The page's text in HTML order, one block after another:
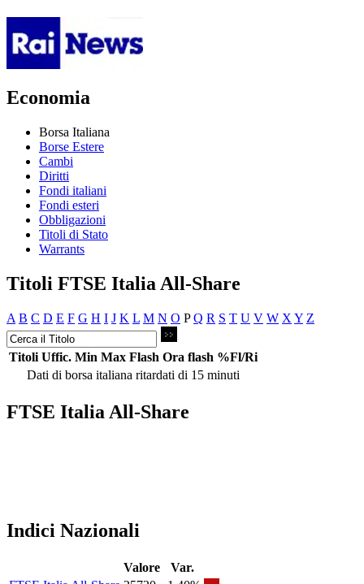
Economia
Borsa Italiana
Borse Estere
Cambi
Diritti
Fondi italiani
Fondi esteri
Obbligazioni
Titoli di Stato
Warrants
Titoli FTSE Italia All-Share
A B C D E F G H I J K L M N O PQ R S T U V W X Y Z
Titoli Uffic. Min Max Flash Ora flash %Fl/Ri
Dati di borsa italiana ritardati di 15 minuti
FTSE Italia All-Share
Indici Nazionali
Valore
Var.